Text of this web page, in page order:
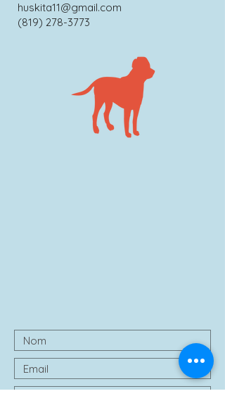
huskita11@gmail.com
(819) 278-3773